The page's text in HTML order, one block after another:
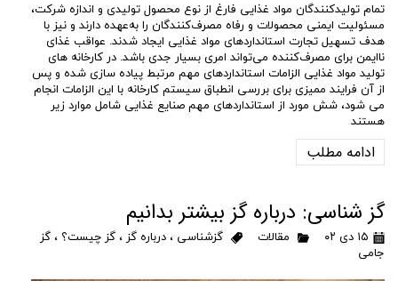
تمام تولیدکنندگان مواد غذایی فارغ از نوع محصول تولیدی و اندازه شرکت،
مسئولیت ایمنی محصولات و رفاه مصرف‌کنندگان را به‌عهده دارند و نیز با
هدف تسهیل تجارت استانداردهای مواد غذایی ایجاد شدند. عواقب غذای
ناایمن برای مصرف‌کننده می‌تواند امری بسیار جدی باشد. در کارخانه های
تولید مواد غذایی الزامات استانداردهای مهم مرتبط پیاده سازی شده و پس
از آن فرایند ممیزی برای بررسی انطباق سیستم کارخانه با این الزامات انجام
می شود، شش مورد از استانداردهای مهم صنایع غذایی شامل موارد زیر
هستند
ادامه مطلب
گز شناسی: درباره گز بیشتر بدانیم
۱۵ دی ۰۲ مقالات گزشناسی ، درباره گز ، گز چیست؟ ، گز
جامی